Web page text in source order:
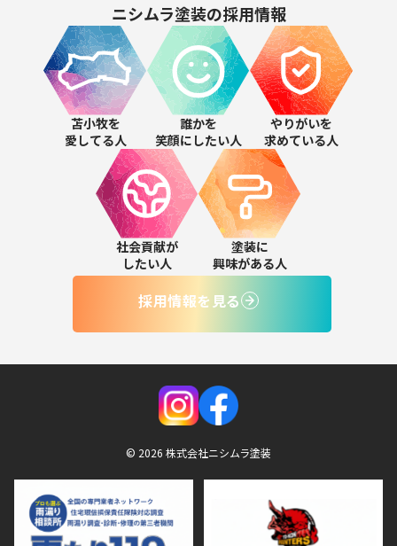
ニシムラ塗装の採用情報
苫小牧を
愛してる人
誰かを
笑顔にしたい人
やりがいを
求めている人
社会貢献が
したい人
塗装に
興味がある人
採用情報を見る
© 2026 株式会社ニシムラ塗装